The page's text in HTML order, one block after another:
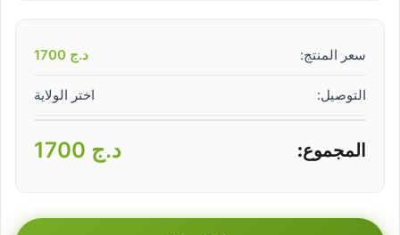
سعر المنتج: د.ج
التوصيل: اختر الولاية
المجموع: د.ج